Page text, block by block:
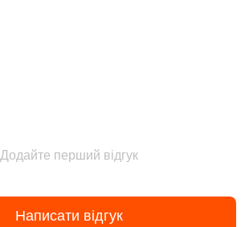
Додайте перший відгук
Написати відгук